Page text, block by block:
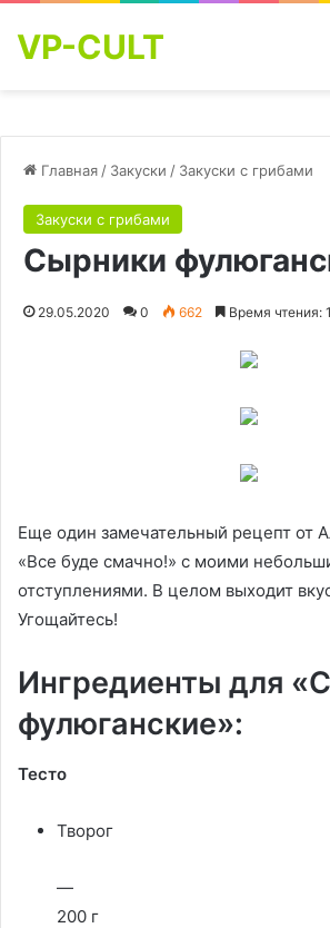
VP-CULT
Главная / Закуски / Закуски с грибами
Закуски с грибами
Сырники
29.05.2020 0 662 Время чтения:
Еще один замечательный рецепт от
«Все буде смачно!» с моими
отступлениями. В целом выходит
Угощайтесь!
Ингредиенты для
фулюганские»:
Тесто
Творог
—
200 г